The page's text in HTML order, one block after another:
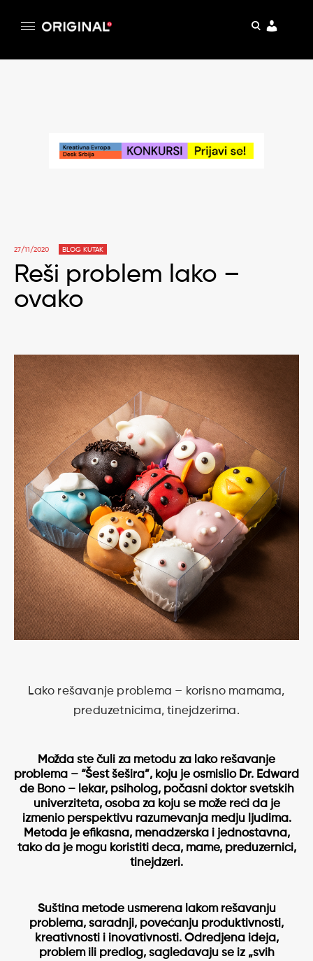
pretraga
27/11/2020 BLOG KUTAK
Reši problem lako –
ovako
Lako rešavanje problema – korisno mamama,
preduzetnicima, tinejdzerima.
Možda ste čuli za metodu za lako rešavanje
problema – “Šest šešira”, koju je osmislio Dr. Edward
de Bono– lekar, psiholog, počasni doktor svetskih
univerziteta, osoba za koju se može reći da je
izmenio perspektivu razumevanja medju ljudima.
Metoda je efikasna, menadzerska i jednostavna,
tako da je mogu koristiti deca, mame, preduzernici,
tinejdzeri.
Suština metode usmerena lakom rešavanju
problema, saradnji, povećanju produktivnosti,
kreativnosti i inovativnosti. Odredjena ideja,
problem ili predlog, sagledavaju se iz „svih